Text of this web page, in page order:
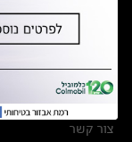
מצאו אותנו
אולמות תצוגה
מרכזי שירות
צור קשר